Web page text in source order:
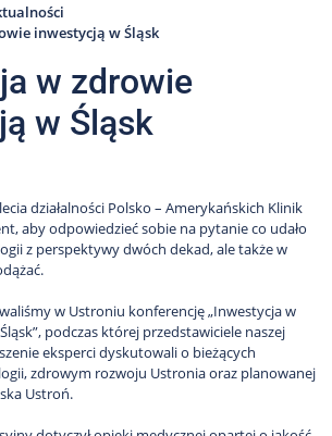
inwestycją w Śląsk
w zdrowie
w Śląsk
działalności Polsko – Amerykańskich Klinik
aby odpowiedzieć sobie na pytanie co udało
z perspektywy dwóch dekad, ale także w
w Ustroniu konferencję „Inwestycja w
podczas której przedstawiciele naszej
eksperci dyskutowali o bieżących
zdrowym rozwoju Ustronia oraz planowanej
Ustroń.